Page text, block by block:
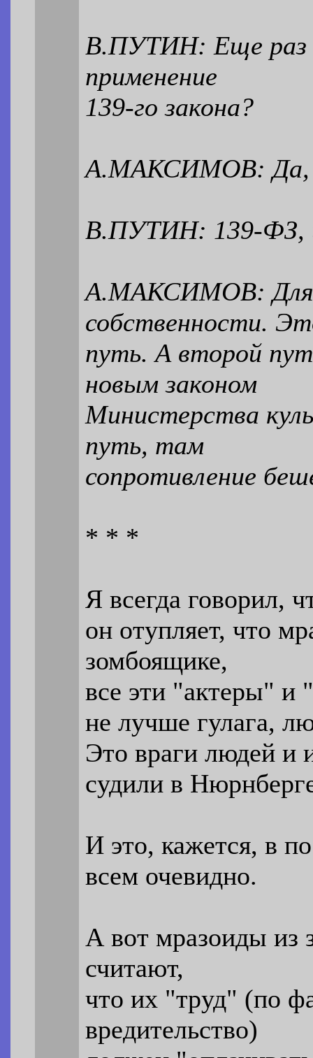
В.ПУТИН: Еще раз
применение
139-го закона?
А.МАКСИМОВ: Да,
В.ПУТИН: 139-ФЗ,
А.МАКСИМОВ: Для
собственности.
путь. А второй
новым законом
Министерства
путь, там
сопротивление
* * *
Я всегда говорил,
он отупляет, что
зомбоящике,
все эти "актеры" и
не лучше гулага,
Это враги людей и
судили в
И это, кажется, в
всем очевидно.
А вот мразоиды из
считают,
что их "труд" (по
вредительство)